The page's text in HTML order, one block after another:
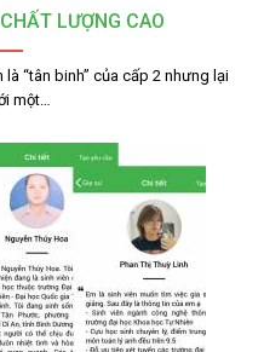
LƯỢNG CAO
“tân binh” của cấp 2 nhưng lại
một…